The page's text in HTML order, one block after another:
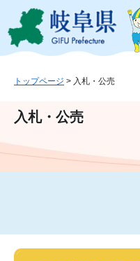
ジ
ュ
文
この
トップページ > 入札・公売
入札・公売